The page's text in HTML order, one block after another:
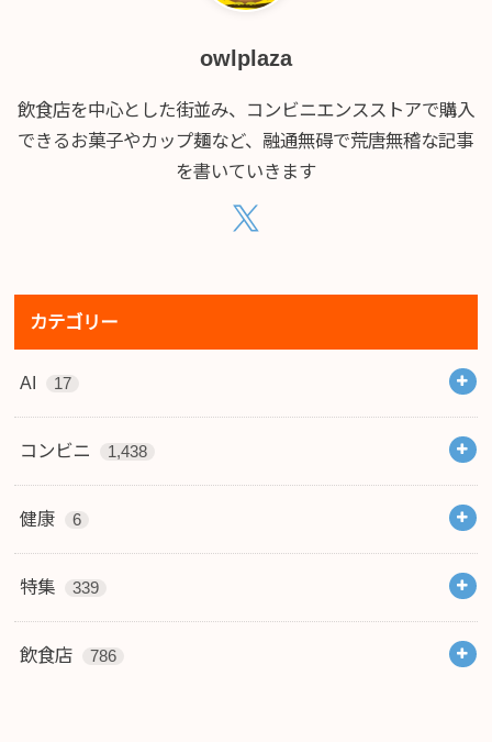
owlplaza
飲食店を中心とした街並み、コンビニエンスストアで購入
できるお菓子やカップ麺など、融通無碍で荒唐無稽な記事
を書いていきます
カテゴリー
AI 17
コンビニ 1,438
健康 6
特集 339
飲食店 786